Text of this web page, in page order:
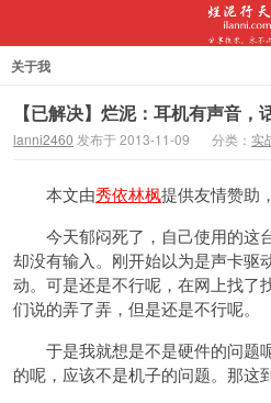
关于我
【已解决】烂泥：耳机有声音
lanni2460 发布于 2013-11-09 分类： 实
本文由秀依林枫提供友情赞助
今天郁闷死了，自己使用的这
却没有输入。刚开始以为是声卡驱
动。可是还是不行呢，在网上找了
们说的弄了弄，但是还是不行呢。
于是我就想是不是硬件的问题
的呢，应该不是机子的问题。那这